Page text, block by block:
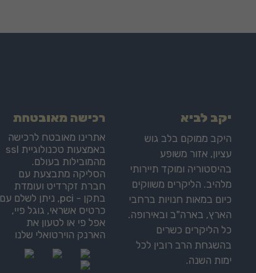
יקב לביא
היקב ממוקם בלב גוש
עציון, אזור משופע
בהיסטוריה ומוקד תיירותי
מלהיב. הליקרים משווקים
כיום במאות חנויות ברחבי
הארץ, בארה"ב ובאירופה.
כל הליקרים כשרים
בהשגחת הרב רובין לכל
ימות השנה.
רכישה מאובטחת
אתרינו מאובטח לרכישה
באמצעות טכנולוגיית ssl
מהמובילות בעולם.
הסליקה מתבצעת עם
חברת זקרדיט ועומדת
בתקן - pci, ניתן לשלם עם
כרטיס אשראי, גוגל פיי,
אפל פי או לטעון את
הארנק הוירטואלי שלנו